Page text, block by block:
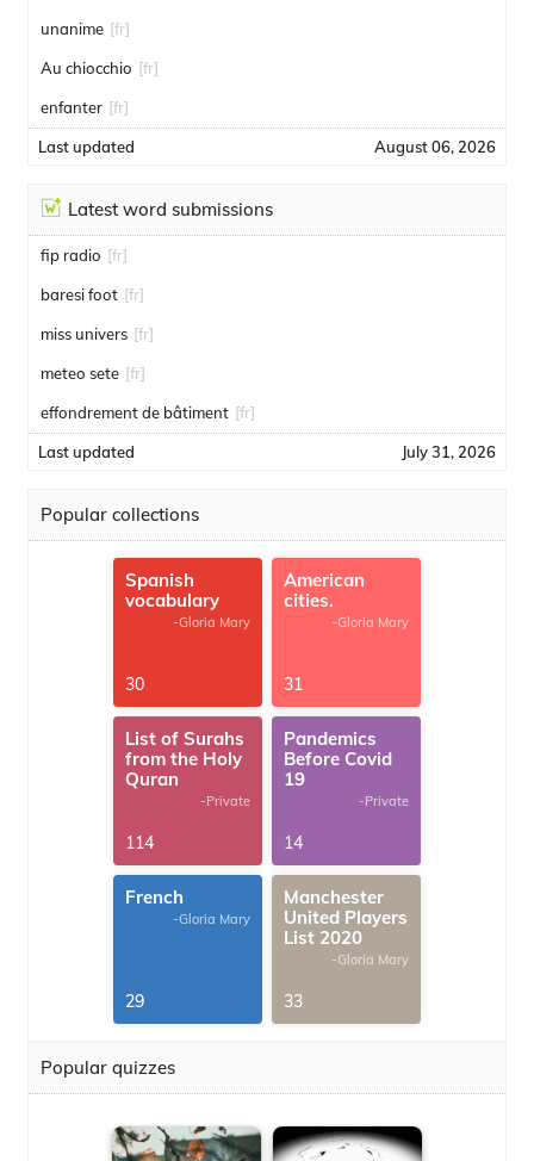
unanime [fr]
Au chiocchio [fr]
enfanter [fr]
Last updated August 06, 2026
Latest word submissions
fip radio [fr]
baresi foot [fr]
miss univers [fr]
meteo sete [fr]
effondrement de bâtiment [fr]
Last updated July 31, 2026
Popular collections
Spanish
vocabulary
-Gloria Mary
30
American
cities.
-Gloria Mary
31
List of Surahs
from the Holy
Quran
-Private
114
Pandemics
Before Covid
19
-Private
14
French
-Gloria Mary
29
Manchester
United Players
List 2020
-Gloria Mary
33
Popular quizzes